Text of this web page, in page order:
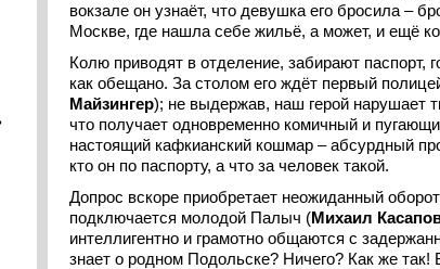
вокзале он узнаёт, что девушка его бросила –
Москве, где нашла себе жильё, а может, и ещё
Колю приводят в отделение, забирают паспорт,
как обещано. За столом его ждёт первый
Майзингер); не выдержав, наш герой нарушает
что получает одновременно комичный и
настоящий кафкианский кошмар – абсурдный
кто он по паспорту, а что за человек такой.
Допрос вскоре приобретает неожиданный
подключается молодой Палыч (Михаил
интеллигентно и грамотно общаются с
знает о родном Подольске? Ничего? Как же